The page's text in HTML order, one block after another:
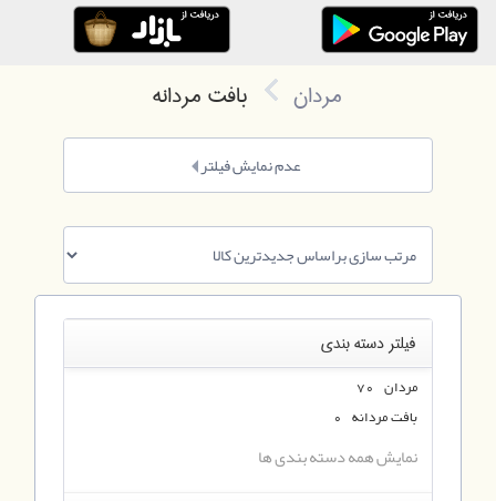
مردان بافت مردانه
عدم نمایش فیلتر
فیلتر دسته بندی
مردان 70
بافت مردانه 0
نمایش همه دسته بندی ها